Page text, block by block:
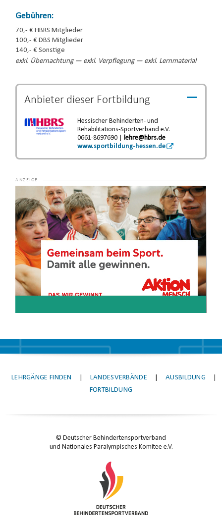
Gebühren:
70,- € HBRS Mitglieder
100,- € DBS Mitglieder
140,- € Sonstige
exkl. Übernachtung — exkl. Verpflegung — exkl. Lernmaterial
Anbieter dieser Fortbildung
Hessischer Behinderten- und
Rehabilitations-Sportverband e.V.
0661-8697690 | lehre@hbrs.de
www.sportbildung-hessen.de
Player
LEHRGÄNGE FINDEN LANDESVERBÄNDE AUSBILDUNG
FORTBILDUNG
© Deutscher Behindertensportverband
und Nationales Paralympisches Komitee e.V.